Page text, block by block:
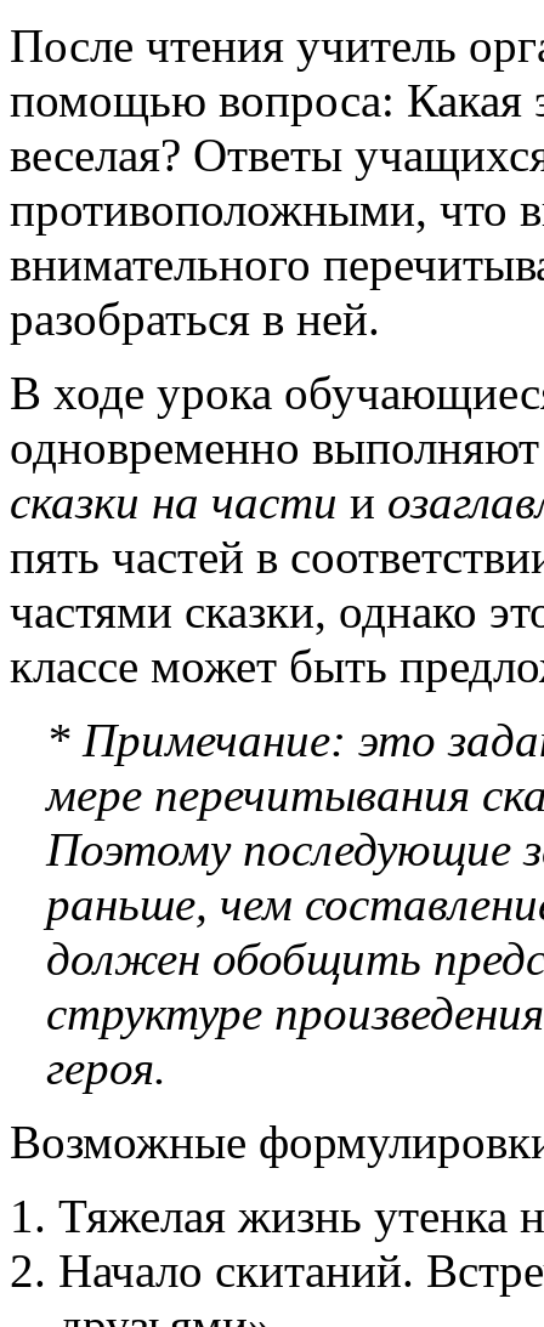
После чтения учитель
помощью вопроса: Какая
веселая? Ответы
противоположными, что
внимательного
разобраться в ней.
В ходе урока
одновременно
сказки на части и
пять частей в
частями сказки, однако
классе может быть
* Примечание: это
мере перечитывания
Поэтому последующие
раньше, чем
должен обобщить
структуре
героя.
Возможные
Тяжелая жизнь утенка
Начало скитаний.